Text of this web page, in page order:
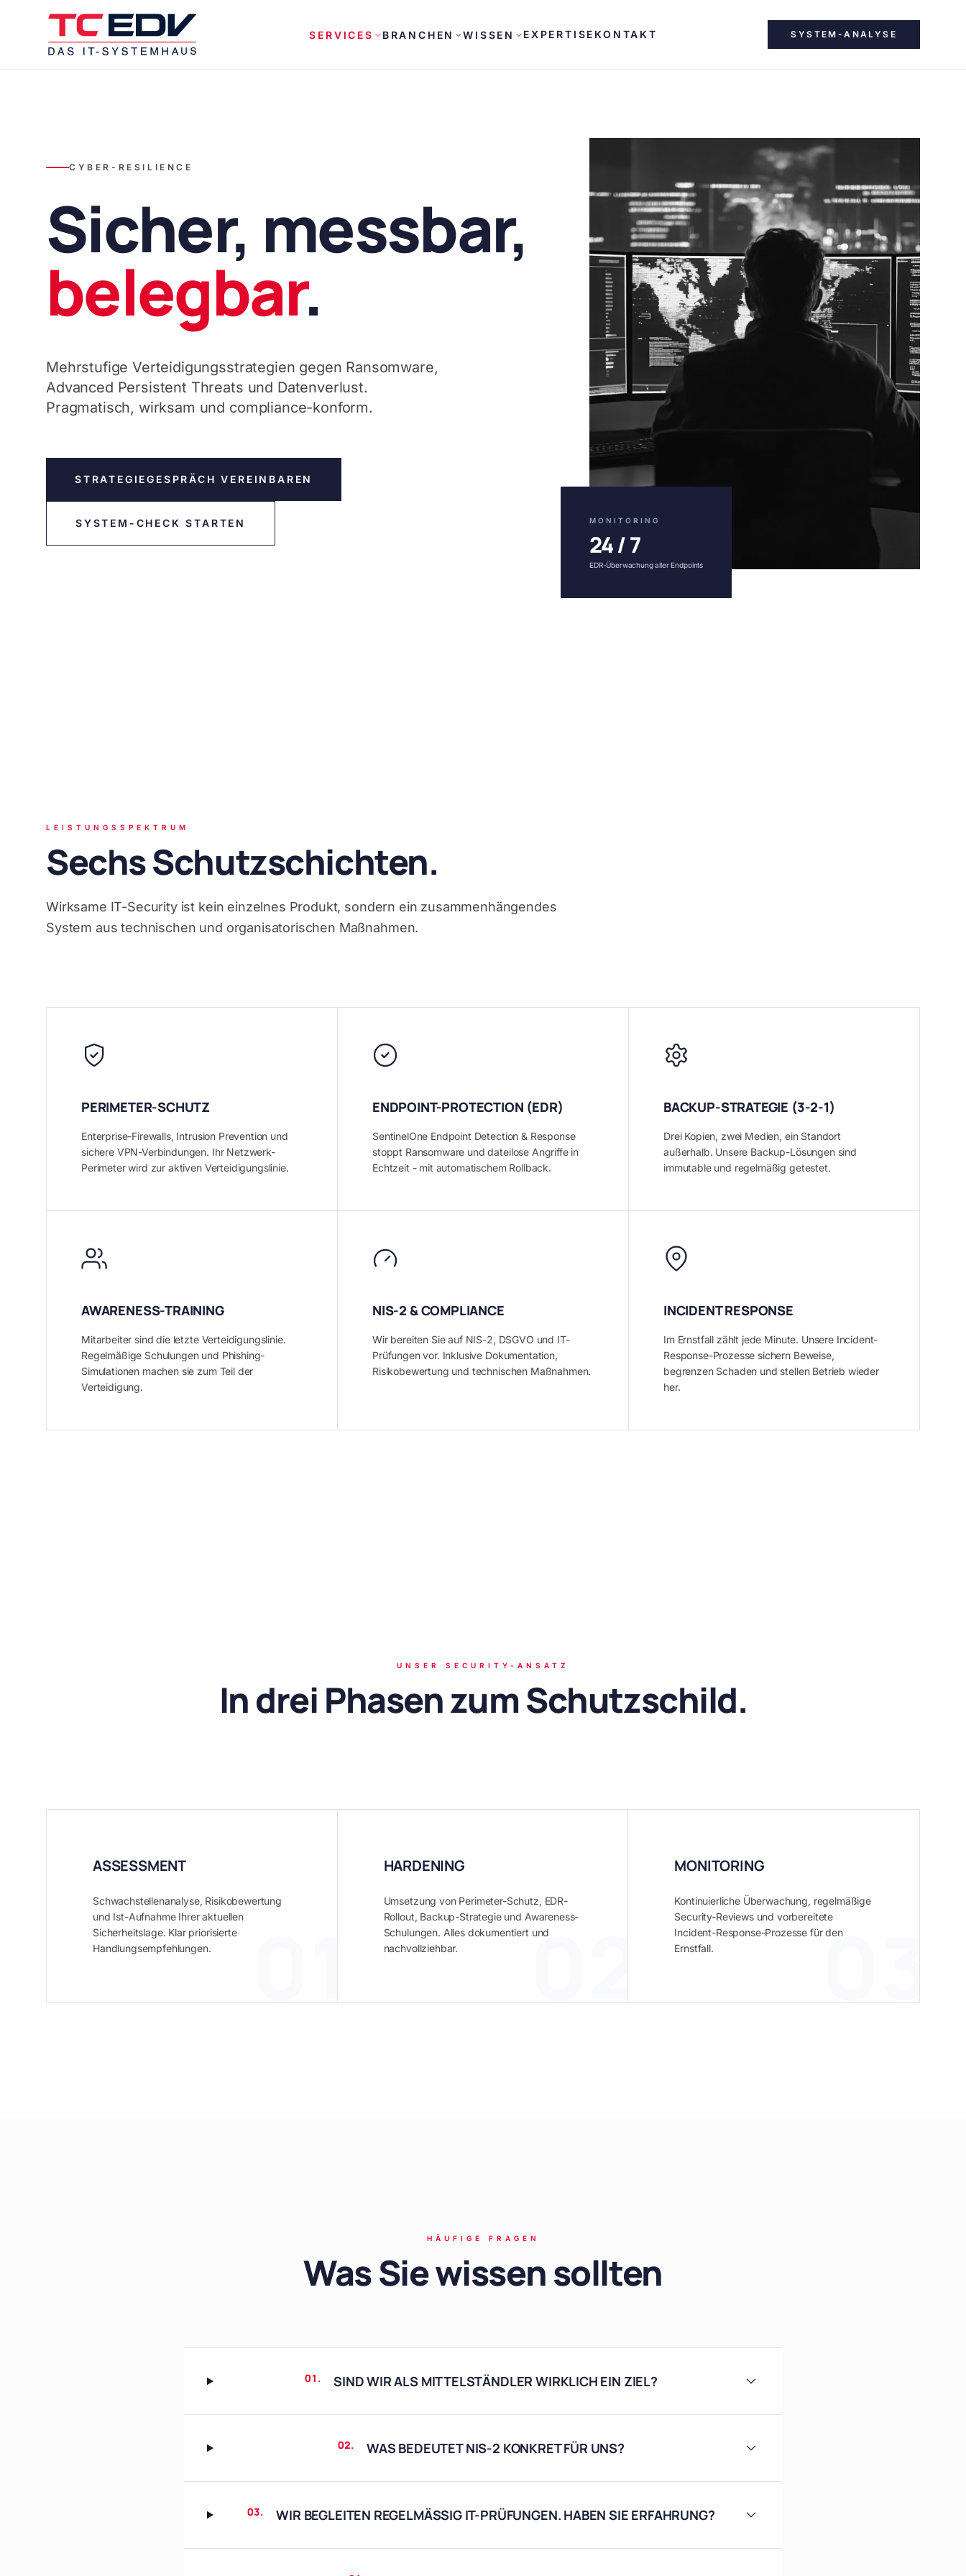
SERVICES BRANCHEN WISSEN EXPERTISE KONTAKT SYSTEM-ANALYSE
CYBER-RESILIENCE
Sicher, messbar,
belegbar.
Mehrstufige Verteidigungsstrategien gegen Ransomware,
Advanced Persistent Threats und Datenverlust.
Pragmatisch, wirksam und compliance-konform.
STRATEGIEGESPRÄCH VEREINBAREN
SYSTEM-CHECK STARTEN MONITORING
24 / 7
EDR-Überwachung aller Endpoints
LEISTUNGSSPEKTRUM
Sechs Schutzschichten.
Wirksame IT-Security ist kein einzelnes Produkt, sondern ein zusammenhängendes
System aus technischen und organisatorischen Maßnahmen.
PERIMETER-SCHUTZ
Enterprise-Firewalls, Intrusion Prevention und
sichere VPN-Verbindungen. Ihr Netzwerk-
Perimeter wird zur aktiven Verteidigungslinie.
ENDPOINT-PROTECTION (EDR)
SentinelOne Endpoint Detection & Response
stoppt Ransomware und dateilose Angriffe in
Echtzeit - mit automatischem Rollback.
BACKUP-STRATEGIE (3-2-1)
Drei Kopien, zwei Medien, ein Standort
außerhalb. Unsere Backup-Lösungen sind
immutable und regelmäßig getestet.
AWARENESS-TRAINING
Mitarbeiter sind die letzte Verteidigungslinie.
Regelmäßige Schulungen und Phishing-
Simulationen machen sie zum Teil der
Verteidigung.
NIS-2 & COMPLIANCE
Wir bereiten Sie auf NIS-2, DSGVO und IT-
Prüfungen vor. Inklusive Dokumentation,
Risikobewertung und technischen Maßnahmen.
INCIDENT RESPONSE
Im Ernstfall zählt jede Minute. Unsere Incident-
Response-Prozesse sichern Beweise,
begrenzen Schaden und stellen Betrieb wieder
her.
UNSER SECURITY-ANSATZ
In drei Phasen zum Schutzschild.
ASSESSMENT
Schwachstellenanalyse, Risikobewertung
und Ist-Aufnahme Ihrer aktuellen
Sicherheitslage. Klar priorisierte
Handlungsempfehlungen.
02
HARDENING
Umsetzung von Perimeter-Schutz, EDR-
Rollout, Backup-Strategie und Awareness-
Schulungen. Alles dokumentiert und
nachvollziehbar.
03
MONITORING
Kontinuierliche Überwachung, regelmäßige
Security-Reviews und vorbereitete
Incident-Response-Prozesse für den
Ernstfall.
HÄUFIGE FRAGEN
Was Sie wissen sollten
01. SIND WIR ALS MITTELSTÄNDLER WIRKLICH EIN ZIEL?
02. WAS BEDEUTET NIS-2 KONKRET FÜR UNS?
03. WIR BEGLEITEN REGELMÄSSIG IT-PRÜFUNGEN. HABEN SIE ERFAHRUNG?